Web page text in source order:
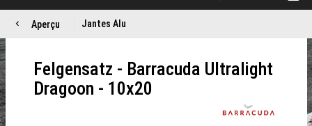
Aperçu Jantes Alu
Felgensatz - Barracuda Ultralight
Dragoon - 10x20